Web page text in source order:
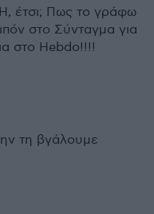
έτσι; Πως το γράφω
στο Σύνταγμα για
στο Hebdo!!!!
τη βγάλουμε